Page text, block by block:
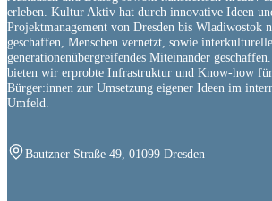
erleben. Kultur Aktiv hat durch innovative Ideen
Projektmanagement von Dresden bis Wladiwostok
geschaffen, Menschen vernetzt, sowie
generationenübergreifendes Miteinander
bieten wir erprobte Infrastruktur und Know-how
Bürger:innen zur Umsetzung eigener Ideen im
Umfeld.
Bautzner Straße 49, 01099 Dresden